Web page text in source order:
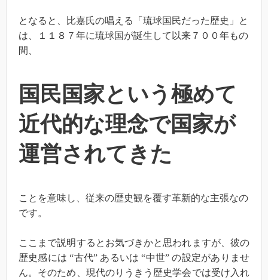
となると、比嘉氏の唱える「琉球国民だった歴史」と
は、１１８７年に琉球国が誕生して以来７００年もの
間、
国民国家という極めて
近代的な理念で国家が
運営されてきた
ことを意味し、従来の歴史観を覆す革新的な主張なの
です。
ここまで説明するとお気づきかと思われますが、彼の
歴史感には “古代” あるいは “中世” の設定がありませ
ん。そのため、現代のりうきう歴史学会では受け入れ